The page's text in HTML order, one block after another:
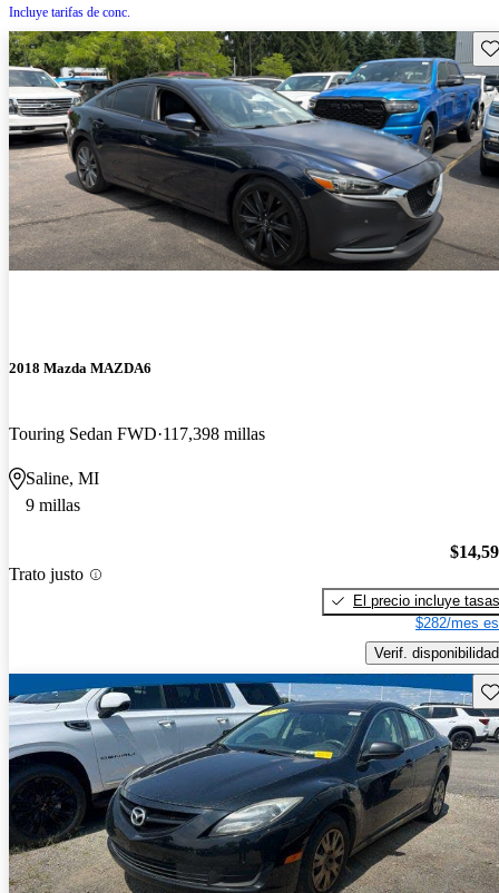
Incluye tarifas de conc.
2018 Mazda MAZDA6
Touring Sedan FWD 117,398 millas
Saline, MI
9 millas
Trato justo
El precio incluye tasas
$282/mes
Verif. disponibilidad